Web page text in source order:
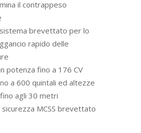
il contrappeso
sistema brevettato per lo
rapido delle
potenza fino a 176 CV
a 600 quintali ed altezze
agli 30 metri
MCSS brevettato